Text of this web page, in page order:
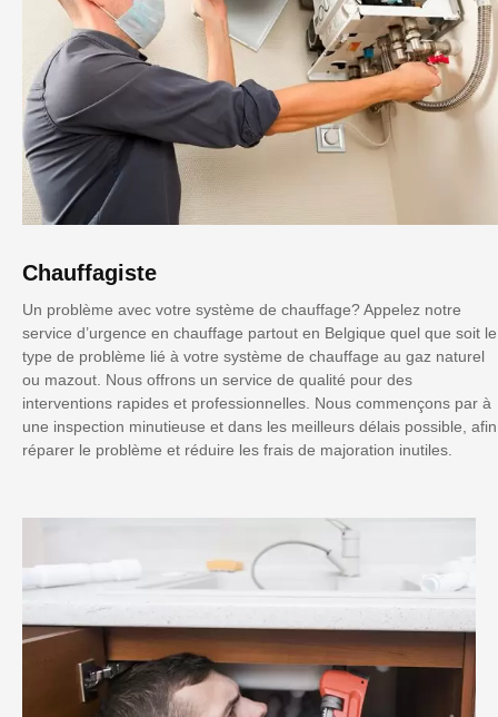
Chauffagiste
Un problème avec votre système de chauffage? Appelez notre
service d’urgence en chauffage partout en Belgique quel que soit le
type de problème lié à votre système de chauffage au gaz naturel
ou mazout. Nous offrons un service de qualité pour des
interventions rapides et professionnelles. Nous commençons par à
une inspection minutieuse et dans les meilleurs délais possible, afin
réparer le problème et réduire les frais de majoration inutiles.